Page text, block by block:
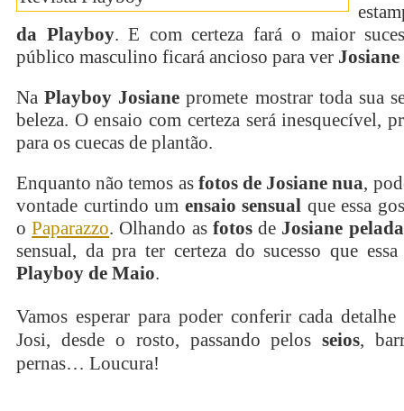
da Playboy. E com certeza fará o maior
público masculino ficará ancioso para ver
NaPlayboy Josiane promete mostrar toda sua
beleza. O ensaio com certeza será inesquecível,
para os cuecas de plantão.
Enquanto não temos as fotos de Josiane nua,
vontade curtindo um ensaio sensual que essa
oPaparazzo. Olhando as fotosde Josiane pelada
sensual, da pra ter certeza do sucesso que
Playboy de Maio.
Vamos esperar para poder conferir cada
Josi, desde o rosto, passando pelosseios,
pernas… Loucura!